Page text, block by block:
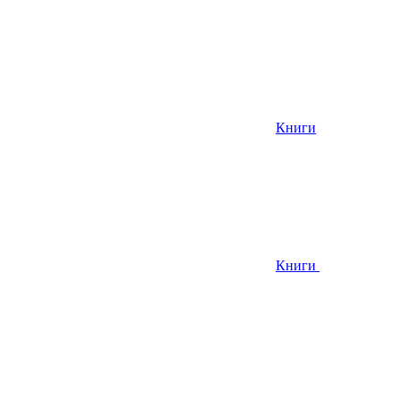
Книги
Книги